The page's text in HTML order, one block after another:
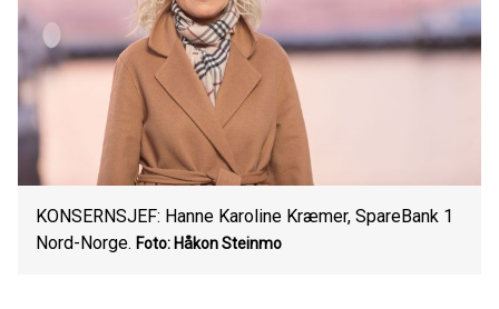
KONSERNSJEF: Hanne Karoline Kræmer, SpareBank 1
Nord-Norge. Foto: Håkon Steinmo